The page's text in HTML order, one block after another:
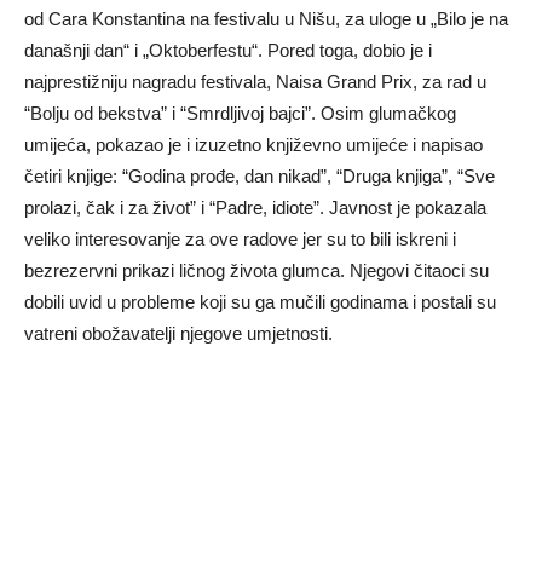
od Cara Konstantina na festivalu u Nišu, za uloge u „Bilo je na
današnji dan“ i „Oktoberfestu“. Pored toga, dobio je i
najprestižniju nagradu festivala, Naisa Grand Prix, za rad u
“Bolju od bekstva” i “Smrdljivoj bajci”. Osim glumačkog
umijeća, pokazao je i izuzetno književno umijeće i napisao
četiri knjige: “Godina prođe, dan nikad”, “Druga knjiga”, “Sve
prolazi, čak i za život” i “Padre, idiote”. Javnost je pokazala
veliko interesovanje za ove radove jer su to bili iskreni i
bezrezervni prikazi ličnog života glumca. Njegovi čitaoci su
dobili uvid u probleme koji su ga mučili godinama i postali su
vatreni obožavatelji njegove umjetnosti.